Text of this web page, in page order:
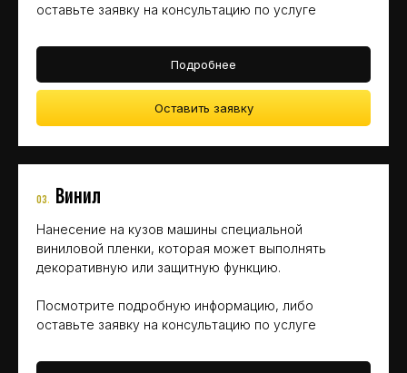
оставьте заявку на консультацию по услуге
Подробнее
Оставить заявку
03. Винил
Нанесение на кузов машины специальной
виниловой пленки, которая может выполнять
декоративную или защитную функцию.
Посмотрите подробную информацию, либо
оставьте заявку на консультацию по услуге